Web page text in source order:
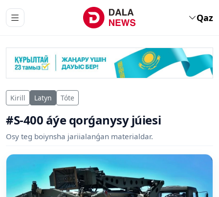
Qaz
Kirill Latyn Tóte
#S-400 áýe qorǵanysy júiesi
Osy teg boiynsha jariialanǵan materialdar.